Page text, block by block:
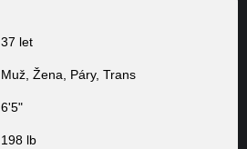
37 let
Muž, Žena, Páry, Trans
6'5"
198 lb